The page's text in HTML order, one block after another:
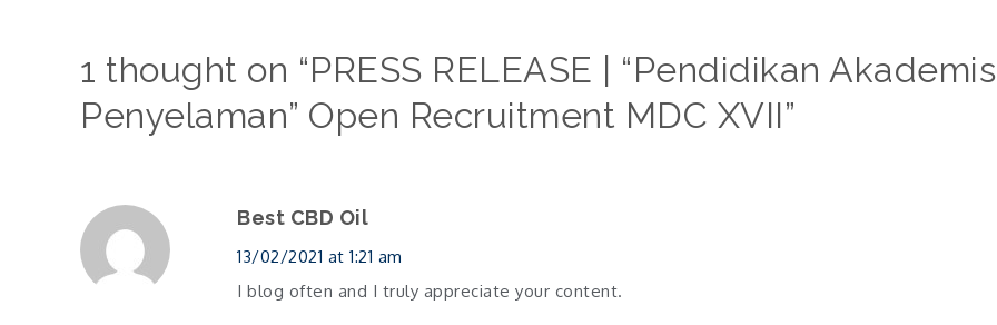
1 thought on “PRESS RELEASE | “Pendidikan Akademis
Penyelaman” Open Recruitment MDC XVII”
Best CBD Oil
13/02/2021 at 1:21 am
I blog often and I truly appreciate your content.